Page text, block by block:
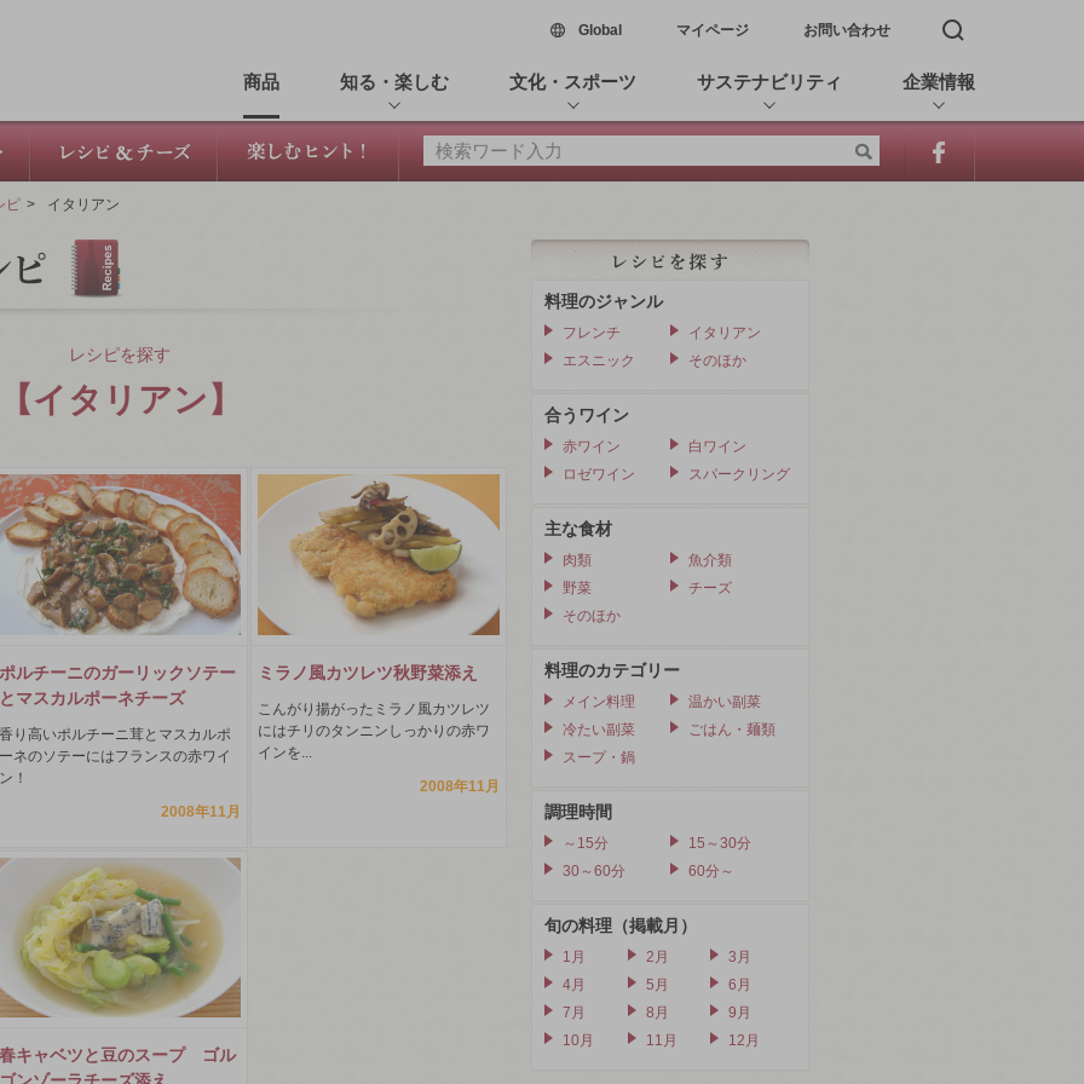
Global新しいウィンドウで開く
マイページ お問い合わせ 検索窓を開く
商品 知る・楽しむ 文化・スポーツ サステナビリティ 企業情報
ピ > イタリアン
レシピを探す
イタリアン】
ポルチーニのガーリックソテー
とマスカルポーネチーズ
香り高いポルチーニ茸とマスカルポ
ーネのソテーにはフランスの赤ワイ
ン！
2008年11月
ミラノ風カツレツ秋野菜添え
こんがり揚がったミラノ風カツレツ
にはチリのタンニンしっかりの赤ワ
インを...
2008年11月
春キャベツと豆のスープ ゴル
料理のジャンル
フレンチ
イタリアン
エスニック
そのほか
合うワイン
赤ワイン
白ワイン
ロゼワイン
スパークリング
主な食材
肉類
魚介類
野菜
チーズ
そのほか
料理のカテゴリー
メイン料理
温かい副菜
冷たい副菜
ごはん・麺類
スープ・鍋
調理時間
～15分
15～30分
30～60分
60分～
旬の料理（掲載月）
1月 2月
3月
4月
5月
6月
7月
8月
9月
10月
11月 12月